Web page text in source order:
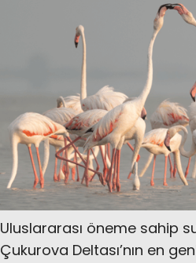
Uluslararası öneme sahip
Çukurova Deltası’nın en